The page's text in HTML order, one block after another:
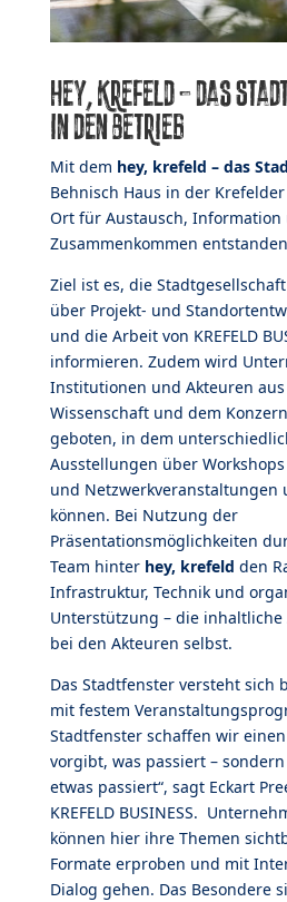
hey, krefeld – das
in den Betrieb
Mit dem hey, krefeld – das
Behnisch Haus in der
Ort für Austausch, Information
Zusammenkommen
Ziel ist es, die
über Projekt- und
und die Arbeit von KREFELD
informieren. Zudem wird
Institutionen und Akteuren
Wissenschaft und dem
geboten, in dem
Ausstellungen über
und Netzwerkveranstaltungen
können. Bei Nutzung der
Präsentationsmöglichkeiten
Team hinter hey, krefeld den
Infrastruktur, Technik und
Unterstützung – die
bei den Akteuren selbst.
Das Stadtfenster versteht sich
mit festem
Stadtfenster schaffen wir
vorgibt, was passiert –
etwas passiert“, sagt Eckart
KREFELD BUSINESS.
können hier ihre Themen
Formate erproben und mit
Dialog gehen. Das Besondere